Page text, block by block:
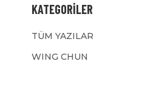
KATEGORILER
TÜM YAZILAR
WING CHUN